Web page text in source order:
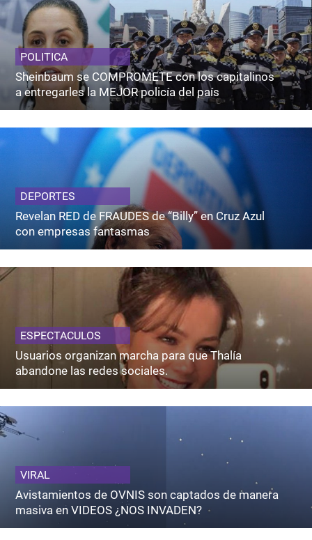
POLITICA
Sheinbaum se COMPROMETE con los capitalinos
a entregarles la MEJOR policía del país
DEPORTES
Revelan RED de FRAUDES de “Billy” en Cruz Azul
con empresas fantasmas
ESPECTACULOS
Usuarios organizan marcha para que Thalía
abandone las redes sociales.
VIRAL
Avistamientos de OVNIS son captados de manera
masiva en VIDEOS ¿NOS INVADEN?